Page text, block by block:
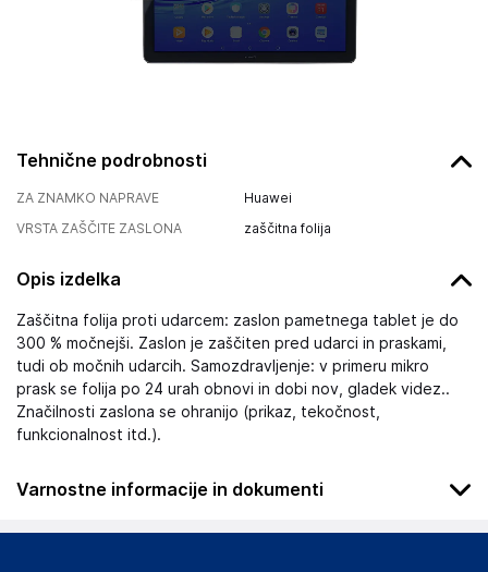
Tehnične podrobnosti
ZA ZNAMKO NAPRAVE
Huawei
VRSTA ZAŠČITE ZASLONA
zaščitna folija
Opis izdelka
Zaščitna folija proti udarcem: zaslon pametnega tablet je do
300 % močnejši. Zaslon je zaščiten pred udarci in praskami,
tudi ob močnih udarcih. Samozdravljenje: v primeru mikro
prask se folija po 24 urah obnovi in dobi nov, gladek videz..
Značilnosti zaslona se ohranijo (prikaz, tekočnost,
funkcionalnost itd.).
Varnostne informacije in dokumenti
Podatki o proizvajalcu